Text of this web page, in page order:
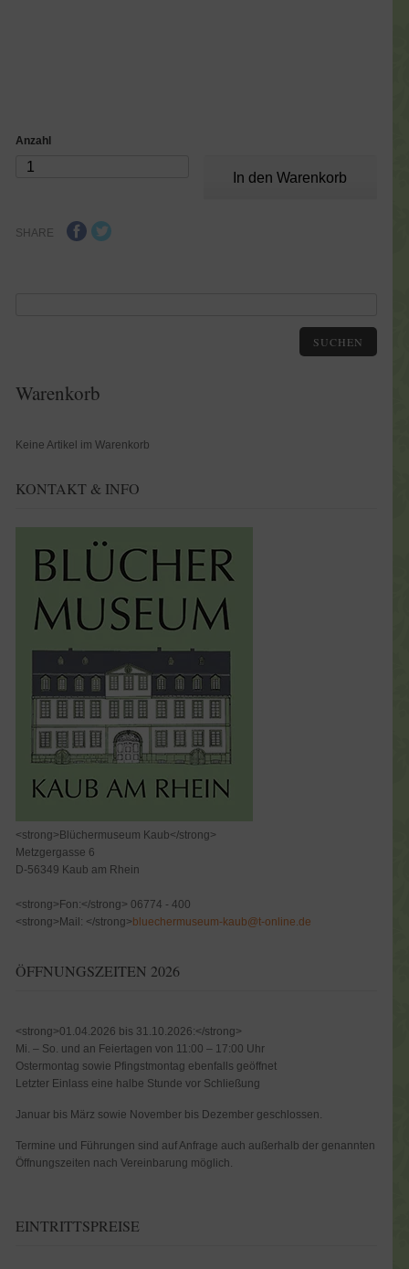
Anzahl
SHARE
SUCHEN
Warenkorb
Keine Artikel im Warenkorb
KONTAKT & INFO
<strong>Blüchermuseum Kaub</strong>
Metzgergasse 6
D-56349 Kaub am Rhein
<strong>Fon:</strong> 06774 - 400
<strong>Mail: </strong> bluechermuseum-kaub@t-online.de
ÖFFNUNGSZEITEN 2026
<strong>01.04.2026 bis 31.10.2026:</strong>
Mi. – So. und an Feiertagen von 11:00 – 17:00 Uhr
Ostermontag sowie Pfingstmontag ebenfalls geöffnet
Letzter Einlass eine halbe Stunde vor Schließung
Januar bis März sowie November bis Dezember geschlossen.
Termine und Führungen sind auf Anfrage auch außerhalb der genannten
Öffnungszeiten nach Vereinbarung möglich.
EINTRITTSPREISE